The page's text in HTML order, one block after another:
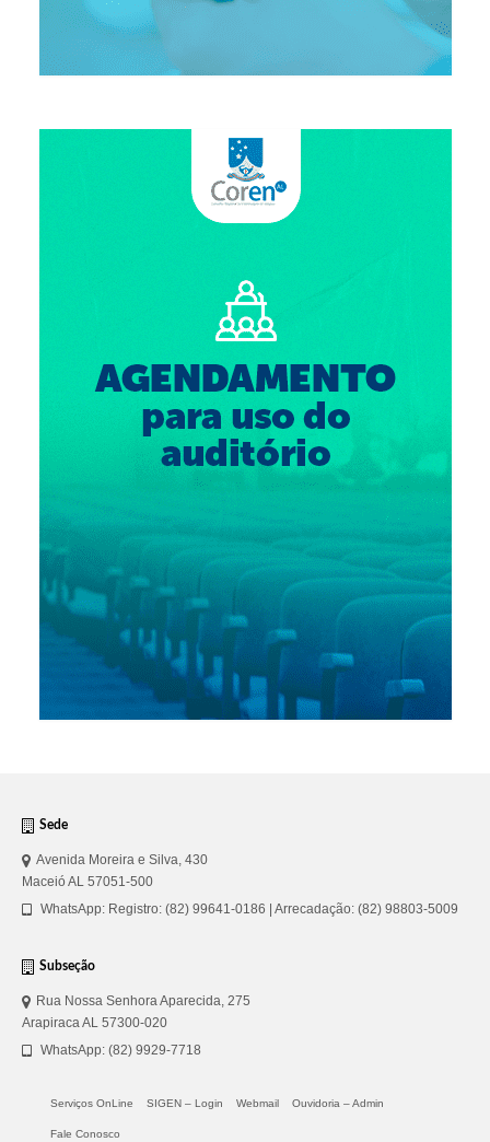
Desagravo Público
Processos Éticos
Suspensão do Exercício Profissional
Clube de Vantagens
Reserva de auditório
Ouvidoria
Contatos
Fale Conosco
NEP
Sede
Avenida Moreira e Silva, 430
Maceió AL 57051-500
WhatsApp: Registro: (82) 99641-0186 | Arrecadação: (82) 98803-5009
Subseção
Rua Nossa Senhora Aparecida, 275
Arapiraca AL 57300-020
WhatsApp: (82) 9929-7718
Serviços OnLine SIGEN – Login Webmail Ouvidoria – Admin
Fale Conosco